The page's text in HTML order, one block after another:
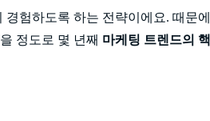
험하도록 하는 전략이에요. 때문에
정도로 몇 년째 마케팅 트렌드의 핵